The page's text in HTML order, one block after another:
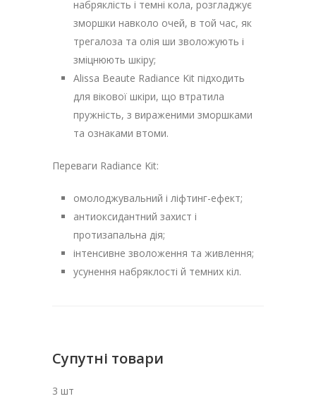
набряклість і темні кола, розгладжує
зморшки навколо очей, в той час, як
трегалоза та олія ши зволожують і
зміцнюють шкіру;
Alissa Beaute Radiance Kit підходить
для вікової шкіри, що втратила
пружність, з вираженими зморшками
та ознаками втоми.
Переваги Radiance Kit:
омолоджувальний і ліфтинг-ефект;
антиоксидантний захист і
протизапальна дія;
інтенсивне зволоження та живлення;
усунення набряклості й темних кіл.
Супутні товари
3 шт